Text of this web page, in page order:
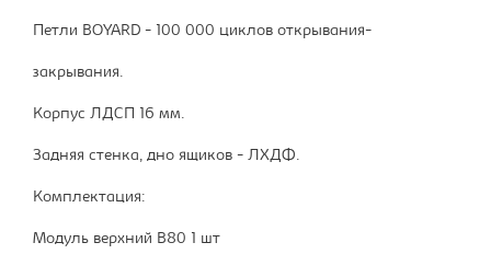
Петли BOYARD - 100 000 циклов открывания-
закрывания.
Корпус ЛДСП 16 мм.
Задняя стенка, дно ящиков - ЛХДФ.
Комплектация:
Модуль верхний В80 1 шт